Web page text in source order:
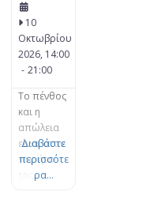
10
Οκτωβρίου
2026, 14:00
- 21:00
Το πένθος
και η
απώλεια
είναι στον
πυρήνα
Διαβάστε
περισσότε
ρα...